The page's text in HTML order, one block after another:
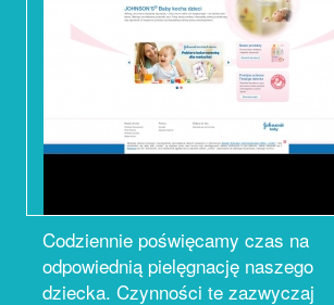
Codziennie poświęcamy czas na
odpowiednią pielęgnację naszego
dziecka. Czynności te zazwyczaj